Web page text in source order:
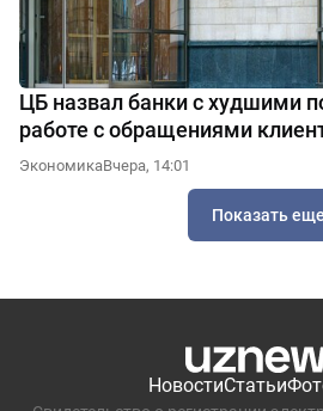
ЦБ назвал банки с худшими
работе с обращениями
ЭкономикаВчера, 14:01
Показать еще
НовостиСтатьи